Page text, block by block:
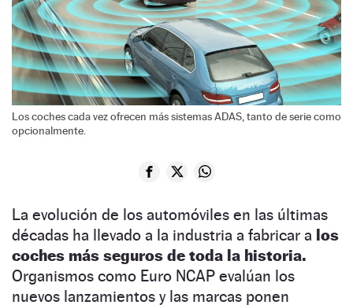
Los coches cada vez ofrecen más sistemas ADAS, tanto de serie como
opcionalmente.
La evolución de los automóviles en las últimas
décadas ha llevado a la industria a fabricar a los
coches más seguros de toda la historia.
Organismos como Euro NCAP evalúan los
nuevos lanzamientos y las marcas ponen